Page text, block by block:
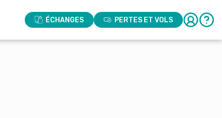
ÉCHANGES PERTES ET VOLS